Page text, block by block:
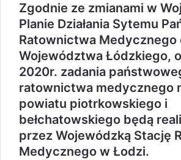
Zgodnie ze zmianami w
Planie Działania Sytemu
Ratownictwa Medycznego
Województwa Łódzkiego,
2020r. zadania
ratownictwa medycznego
powiatu piotrkowskiego i
bełchatowskiego będą
przez Wojewódzką Stację
Medycznego w Łodzi.